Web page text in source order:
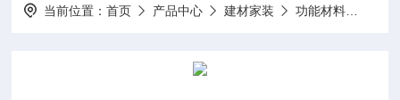
当前位置：首页 产品中心 建材家装 功能材料